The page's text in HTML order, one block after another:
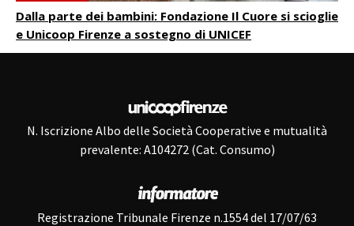
Dalla parte dei bambini: Fondazione Il Cuore si scioglie
e Unicoop Firenze a sostegno di UNICEF
N. Iscrizione Albo delle Società Cooperative e mutualità
prevalente: A104272 (Cat. Consumo)
Registrazione Tribunale Firenze n.1554 del 17/07/63